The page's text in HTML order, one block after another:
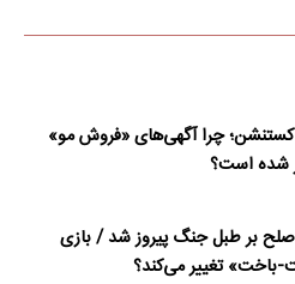
اکستنشن؛ چرا آگهی‌های «فروش مو»
شده است؟
صلح بر طبل جنگ پیروز شد / بازی
باخت» تغییر می‌کند؟